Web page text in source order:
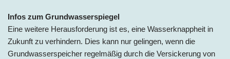
Infos zum Grundwasserspiegel
Eine weitere Herausforderung ist es, eine Wasserknappheit in
Zukunft zu verhindern. Dies kann nur gelingen, wenn die
Grundwasserspeicher regelmäßig durch die Versickerung von